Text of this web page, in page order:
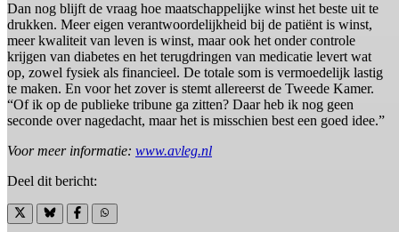
Dan nog blijft de vraag hoe maatschappelijke winst het beste uit te
drukken. Meer eigen verantwoordelijkheid bij de patiënt is winst,
meer kwaliteit van leven is winst, maar ook het onder controle
krijgen van diabetes en het terugdringen van medicatie levert wat
op, zowel fysiek als financieel. De totale som is vermoedelijk lastig
te maken. En voor het zover is stemt allereerst de Tweede Kamer.
“Of ik op de publieke tribune ga zitten? Daar heb ik nog geen
seconde over nagedacht, maar het is misschien best een goed idee.”
Voor meer informatie: www.avleg.nl
Deel dit bericht: